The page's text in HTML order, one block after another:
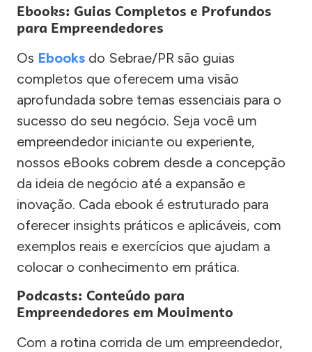
Ebooks: Guias Completos e Profundos
para Empreendedores
Os Ebooks do Sebrae/PR são guias
completos que oferecem uma visão
aprofundada sobre temas essenciais para o
sucesso do seu negócio. Seja você um
empreendedor iniciante ou experiente,
nossos eBooks cobrem desde a concepção
da ideia de negócio até a expansão e
inovação. Cada ebook é estruturado para
oferecer insights práticos e aplicáveis, com
exemplos reais e exercícios que ajudam a
colocar o conhecimento em prática.
Podcasts: Conteúdo para
Empreendedores em Movimento
Com a rotina corrida de um empreendedor,